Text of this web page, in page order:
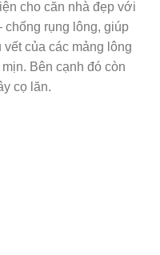
cho căn nhà đẹp với
chống rụng lông, giúp
của các mảng lông
Bên cạnh đó còn
cọ lăn.